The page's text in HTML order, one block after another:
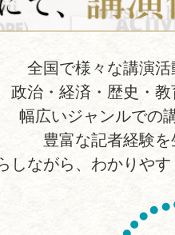
全国で様々な講演活
政治・経済・歴史・教
幅広いジャンルでの
豊富な記者経験
しながら、わかりや